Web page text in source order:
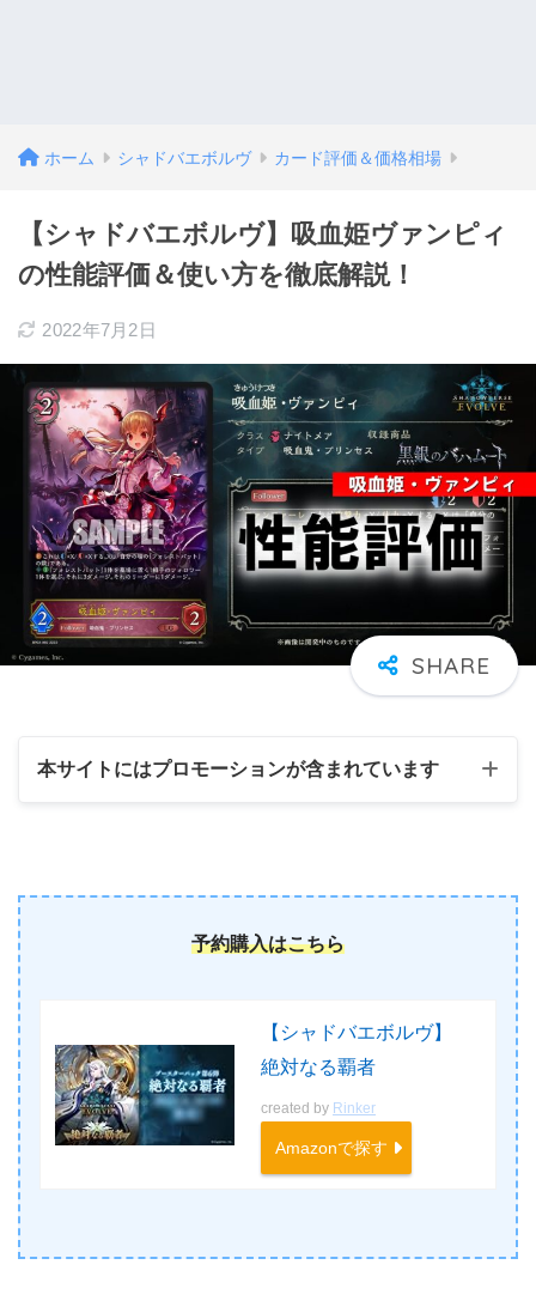
ホーム シャドバエボルヴ カード評価＆価格相場
【シャドバエボルヴ】吸血姫ヴァンピィ
の性能評価＆使い方を徹底解説！
2022年7月2日
本サイトにはプロモーションが含まれています
予約購入はこちら
【シャドバエボルヴ】
絶対なる覇者
created by Rinker
Amazonで探す